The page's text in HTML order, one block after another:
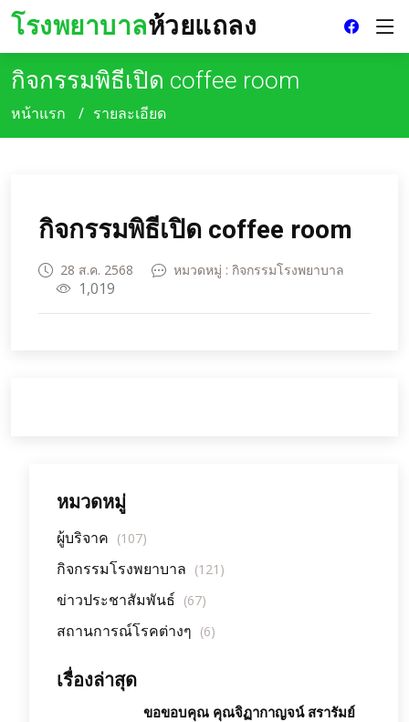
โรงพยาบาลห้วยแถลง
กิจกรรมพิธีเปิด coffee room
หน้าแรก รายละเอียด
กิจกรรมพิธีเปิด coffee room
28 ส.ค. 2568 หมวดหมู่ : กิจกรรมโรงพยาบาล
1,019
หมวดหมู่
ผู้บริจาค (107)
กิจกรรมโรงพยาบาล (121)
ข่าวประชาสัมพันธ์ (67)
สถานการณ์โรคต่างๆ (6)
เรื่องล่าสุด
ขอขอบคุณ คุณจิฏากาญจน์ สรารัมย์